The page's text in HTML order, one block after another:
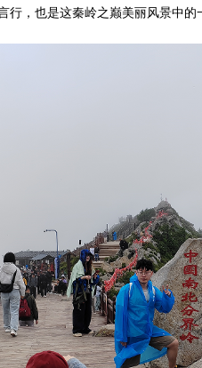
行，也是这秦岭之巅美丽风景中的